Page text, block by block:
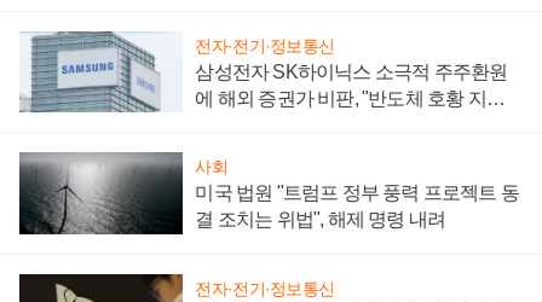
전자·전기·정보통신
삼성전자 SK하이닉스 소극적 주주환원
에 해외 증권가 비판, "반도체 호황 지속
사회
미국 법원 "트럼프 정부 풍력 프로젝트 동
결 조치는 위법", 해제 명령 내려
전자·전기·정보통신